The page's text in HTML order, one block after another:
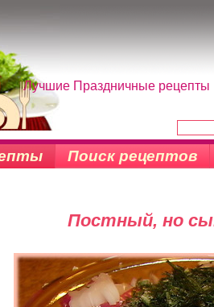
Лучшие Праздничные рецепты
Поиск рецептов
Постный, но